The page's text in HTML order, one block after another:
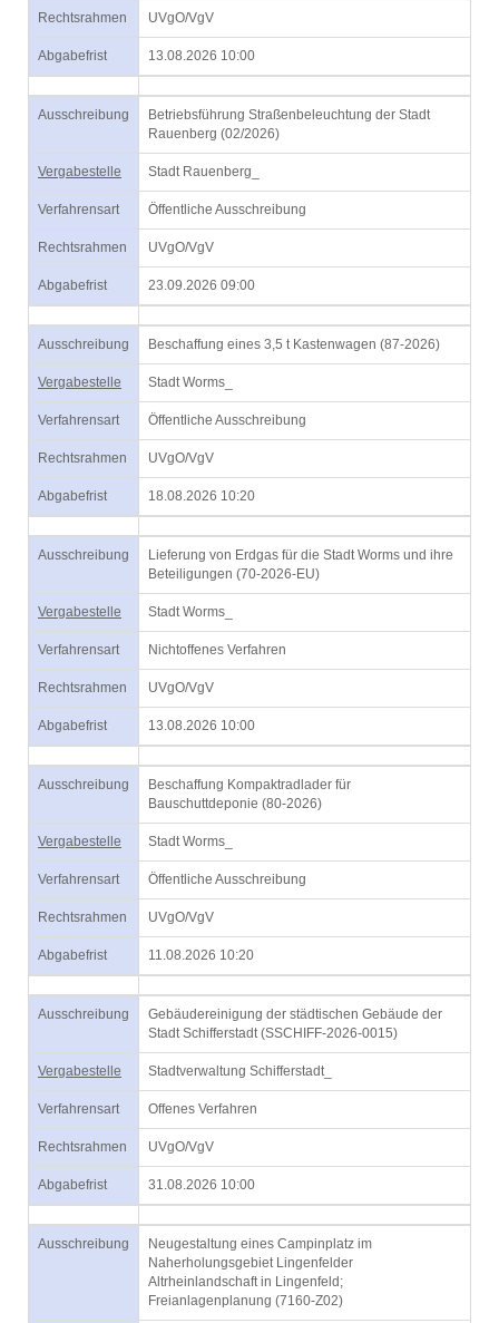
Rechtsrahmen UVgO/VgV
Abgabefrist 13.08.2026 10:00
Ausschreibung
Betriebsführung Straßenbeleuchtung der Stadt
Rauenberg (02/2026)
Vergabestelle Stadt Rauenberg_
Verfahrensart Öffentliche Ausschreibung
Rechtsrahmen UVgO/VgV
Abgabefrist 23.09.2026 09:00
Ausschreibung Beschaffung eines 3,5 t Kastenwagen (87-2026)
Vergabestelle Stadt Worms_
Verfahrensart Öffentliche Ausschreibung
Rechtsrahmen UVgO/VgV
Abgabefrist 18.08.2026 10:20
Ausschreibung
Lieferung von Erdgas für die Stadt Worms und ihre
Beteiligungen (70-2026-EU)
Vergabestelle Stadt Worms_
Verfahrensart Nichtoffenes Verfahren
Rechtsrahmen UVgO/VgV
Abgabefrist 13.08.2026 10:00
Ausschreibung
Beschaffung Kompaktradlader für
Bauschuttdeponie (80-2026)
Vergabestelle Stadt Worms_
Verfahrensart Öffentliche Ausschreibung
Rechtsrahmen UVgO/VgV
Abgabefrist 11.08.2026 10:20
Ausschreibung
Gebäudereinigung der städtischen Gebäude der
Stadt Schifferstadt (SSCHIFF-2026-0015)
Vergabestelle Stadtverwaltung Schifferstadt_
Verfahrensart Offenes Verfahren
Rechtsrahmen UVgO/VgV
Abgabefrist 31.08.2026 10:00
Ausschreibung
Neugestaltung eines Campinplatz im
Naherholungsgebiet Lingenfelder
Altrheinlandschaft in Lingenfeld;
Freianlagenplanung (7160-Z02)